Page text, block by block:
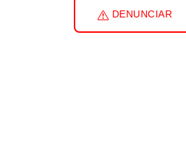
DENUNCIAR